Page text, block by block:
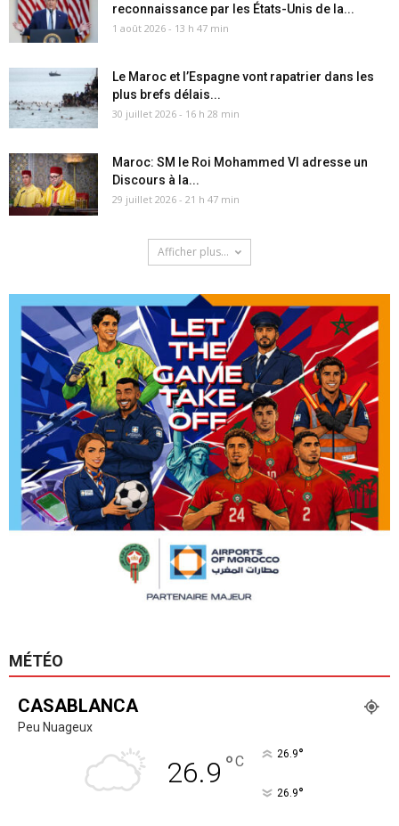
reconnaissance par les États-Unis de la...
1 août 2026 - 13 h 47 min
Le Maroc et l’Espagne vont rapatrier dans les
plus brefs délais...
30 juillet 2026 - 16 h 28 min
Maroc: SM le Roi Mohammed VI adresse un
Discours à la...
29 juillet 2026 - 21 h 47 min
Afficher plus...
MÉTÉO
CASABLANCA
Peu Nuageux
26.9 °C 26.9°
26.9°